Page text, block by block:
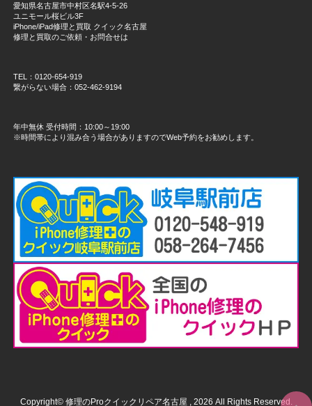
愛知県名古屋市中村区名駅4-5-26
ユニモール桜ビル3F
iPhone/iPad修理と買取 クイック名古屋
修理と買取のご依頼・お問合せは
TEL：0120-654-919
繋がらない場合：052-462-9194
年中無休 受付時間：10:00～19:00
※時間帯により混み合う場合がありますのでWeb予約をお勧めします。
Copyright© 修理のProクイックリペア名古屋 , 2026 All Rights Reserved.